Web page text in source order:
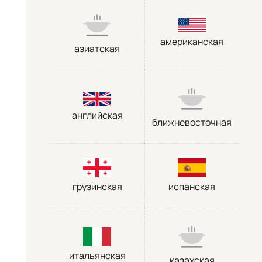
азиатская
американская
английская
ближневосточная
грузинская испанская
итальянская